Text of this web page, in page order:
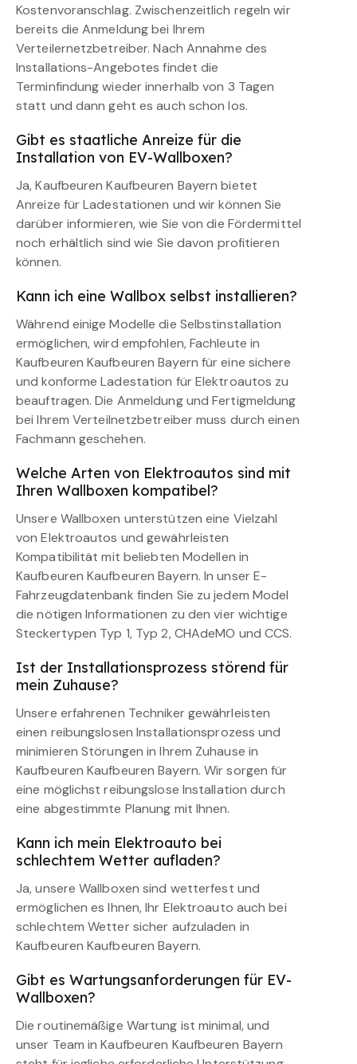
Kostenvoranschlag. Zwischenzeitlich regeln wir
bereits die Anmeldung bei Ihrem
Verteilernetzbetreiber. Nach Annahme des
Installations-Angebotes findet die
Terminfindung wieder innerhalb von 3 Tagen
statt und dann geht es auch schon los.
Gibt es staatliche Anreize für die
Installation von EV-Wallboxen?
Ja, Kaufbeuren Kaufbeuren Bayern bietet
Anreize für Ladestationen und wir können Sie
darüber informieren, wie Sie von die Fördermittel
noch erhältlich sind wie Sie davon profitieren
können.
Kann ich eine Wallbox selbst installieren?
Während einige Modelle die Selbstinstallation
ermöglichen, wird empfohlen, Fachleute in
Kaufbeuren Kaufbeuren Bayern für eine sichere
und konforme Ladestation für Elektroautos zu
beauftragen. Die Anmeldung und Fertigmeldung
bei Ihrem Verteilnetzbetreiber muss durch einen
Fachmann geschehen.
Welche Arten von Elektroautos sind mit
Ihren Wallboxen kompatibel?
Unsere Wallboxen unterstützen eine Vielzahl
von Elektroautos und gewährleisten
Kompatibilität mit beliebten Modellen in
Kaufbeuren Kaufbeuren Bayern. In unser E-
Fahrzeugdatenbank finden Sie zu jedem Model
die nötigen Informationen zu den vier wichtige
Steckertypen Typ 1, Typ 2, CHAdeMO und CCS.
Ist der Installationsprozess störend für
mein Zuhause?
Unsere erfahrenen Techniker gewährleisten
einen reibungslosen Installationsprozess und
minimieren Störungen in Ihrem Zuhause in
Kaufbeuren Kaufbeuren Bayern. Wir sorgen für
eine möglichst reibungslose Installation durch
eine abgestimmte Planung mit Ihnen.
Kann ich mein Elektroauto bei
schlechtem Wetter aufladen?
Ja, unsere Wallboxen sind wetterfest und
ermöglichen es Ihnen, Ihr Elektroauto auch bei
schlechtem Wetter sicher aufzuladen in
Kaufbeuren Kaufbeuren Bayern.
Gibt es Wartungsanforderungen für EV-
Wallboxen?
Die routinemäßige Wartung ist minimal, und
unser Team in Kaufbeuren Kaufbeuren Bayern